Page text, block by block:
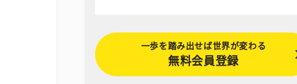
一歩を踏み出せば世界が変わる
無料会員登録